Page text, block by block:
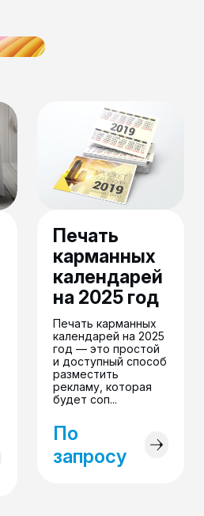
Печать
карманных
календарей
на 2025 год
Печать карманных
календарей на 2025
год — это простой
и доступный способ
разместить
рекламу, которая
будет соп...
По
запросу